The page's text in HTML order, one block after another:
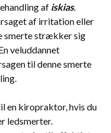
af iskias.
af irritation eller
smerte strækker sig
veluddannet
til denne smerte
en kiropraktor, hvis du
ledsmerter.